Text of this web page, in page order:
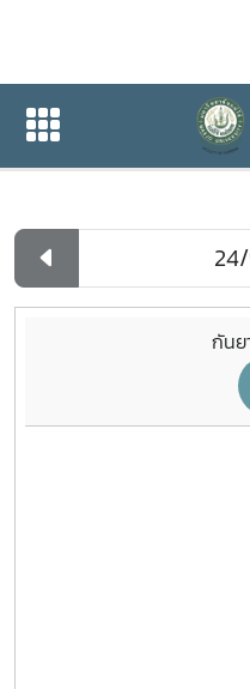
ปฏิทินกิจกรรม
ปฏิทินกิจกรรมของหน่วยง
กันย